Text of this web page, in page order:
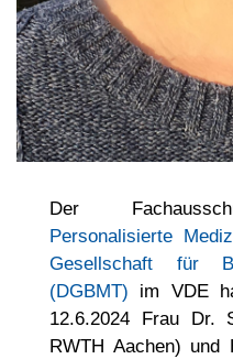
Der
Personalisierte
Gesellschaft für
(DGBMT) im VDE
12.6.2024 Frau Dr.
RWTH Aachen)